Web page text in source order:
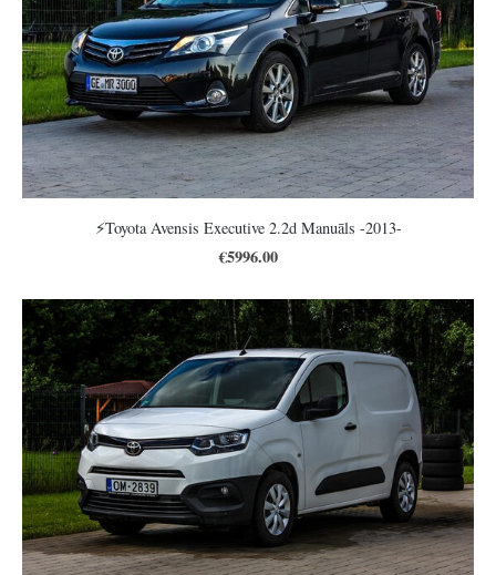
⚡️Toyota Avensis Executive 2.2d Manuāls -2013-
€5996.00